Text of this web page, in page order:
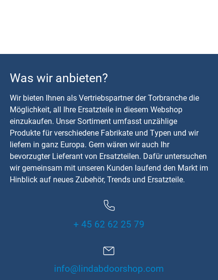
Was wir anbieten?
Wir bieten Ihnen als Vertriebspartner der Torbranche die
Möglichkeit, all Ihre Ersatzteile in diesem Webshop
einzukaufen. Unser Sortiment umfasst unzählige
Produkte für verschiedene Fabrikate und Typen und wir
liefern in ganz Europa. Gern wären wir auch Ihr
bevorzugter Lieferant von Ersatzteilen. Dafür untersuchen
wir gemeinsam mit unseren Kunden laufend den Markt im
Hinblick auf neues Zubehör, Trends und Ersatzteile.
+ 45 62 62 25 79
info@lindabdoorshop.com